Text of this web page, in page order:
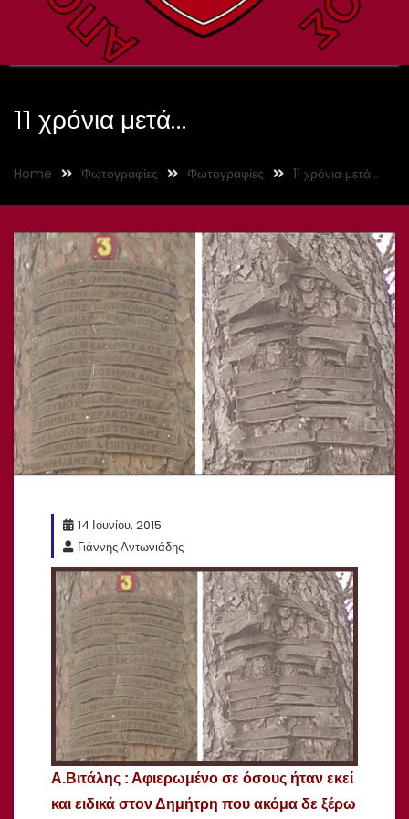
11 χρόνια μετά…
Home Φωτογραφίες Φωτογραφίες 11 χρόνια μετά…
14 Ιουνίου, 2015
Γιάννης Αντωνιάδης
Α.Βιτάλης : Αφιερωμένο σε όσους ήταν εκεί
και ειδικά στον Δημήτρη που ακόμα δε ξέρω